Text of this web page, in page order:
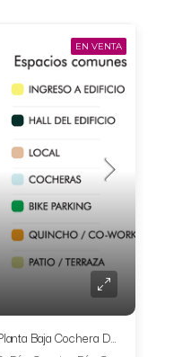
EN VENTA
Bucare Libra, Estrada 540 Planta Baja Cochera DOBLE 12 y 13